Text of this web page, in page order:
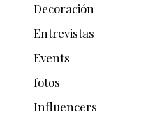
Decoración
Entrevistas
Events
fotos
Influencers